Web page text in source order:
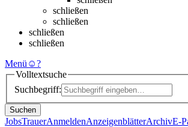
schließen
schließen
schließen
schließen
Menü ☺?
Volltextsuche
Suchbegriff:
Suchen
JobsTrauerAnmeldenAnzeigenblätterArchivE-